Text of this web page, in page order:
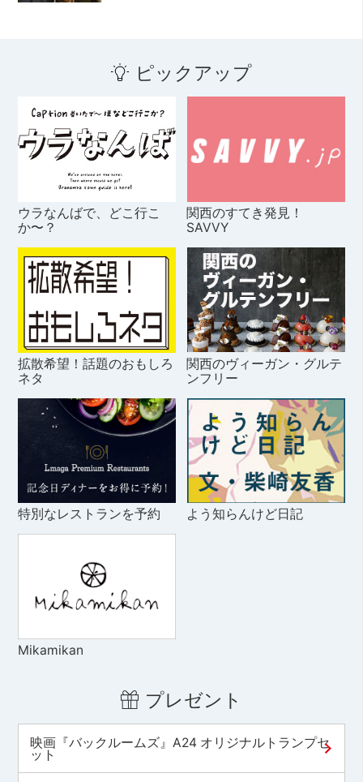
ピックアップ
ウラなんばで、どこ行こ
か〜？
関西のすてき発見！
SAVVY
拡散希望！話題のおもしろ
ネタ
関西のヴィーガン・グルテ
ンフリー
特別なレストランを予約 よう知らんけど日記
Mikamikan
プレゼント
映画『バックルームズ』A24 オリジナルトランプセ
ット